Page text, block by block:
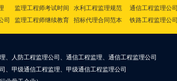
司
监理工程师考试时间
监理工程师继续教育
水利工程监理规范
招标代理合同范本
通信工程监理公司
铁路工程监理公司
、人防工程监理公司、通信工程监理、通信工程监理公司
、甲级通信工程监理、甲级通信工程监理公司